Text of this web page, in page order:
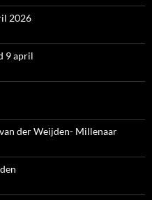
2026
9 april
der Weijden- Millenaar